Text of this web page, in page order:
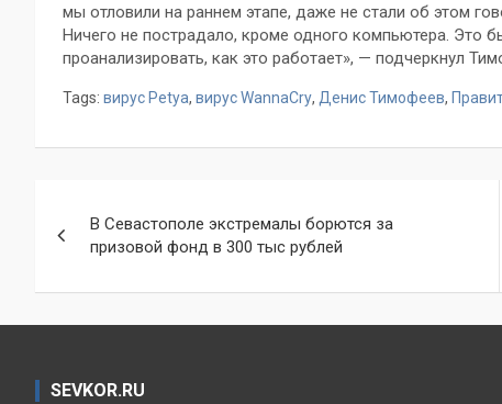
мы отловили на раннем этапе, даже не стали об этом
Ничего не пострадало, кроме одного компьютера. Это
проанализировать, как это работает», — подчеркнул
Tags: вирус Petya, вирус WannaCry, Денис Тимофеев,
по
записям
В Севастополе экстремалы борются за
призовой фонд в 300 тыс рублей
SEVKOR.RU